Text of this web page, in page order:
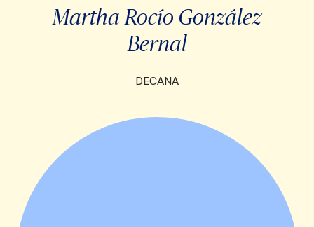
Martha Rocío González
Bernal
DECANA